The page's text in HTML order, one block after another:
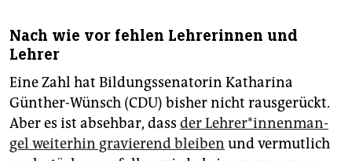
Nach wie vor fehlen Leh­re­rin­nen und
Lehrer
Eine Zahl hat Bildungssenatorin Katharina
Günther-Wünsch (CDU) bisher nicht rausgerückt.
Aber es ist absehbar, dass der Lehrer*­innen­man­
gel weiterhin gravierend bleiben und vermutlich